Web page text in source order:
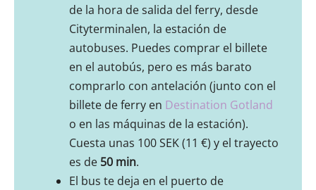
de la hora de salida del ferry, desde
Cityterminalen, la estación de
autobuses. Puedes comprar el billete
en el autobús, pero es más barato
comprarlo con antelación (junto con el
billete de ferry en Destination Gotland
o en las máquinas de la estación).
Cuesta unas 100 SEK (11 €) y el trayecto
es de 50 min.
El bus te deja en el puerto de